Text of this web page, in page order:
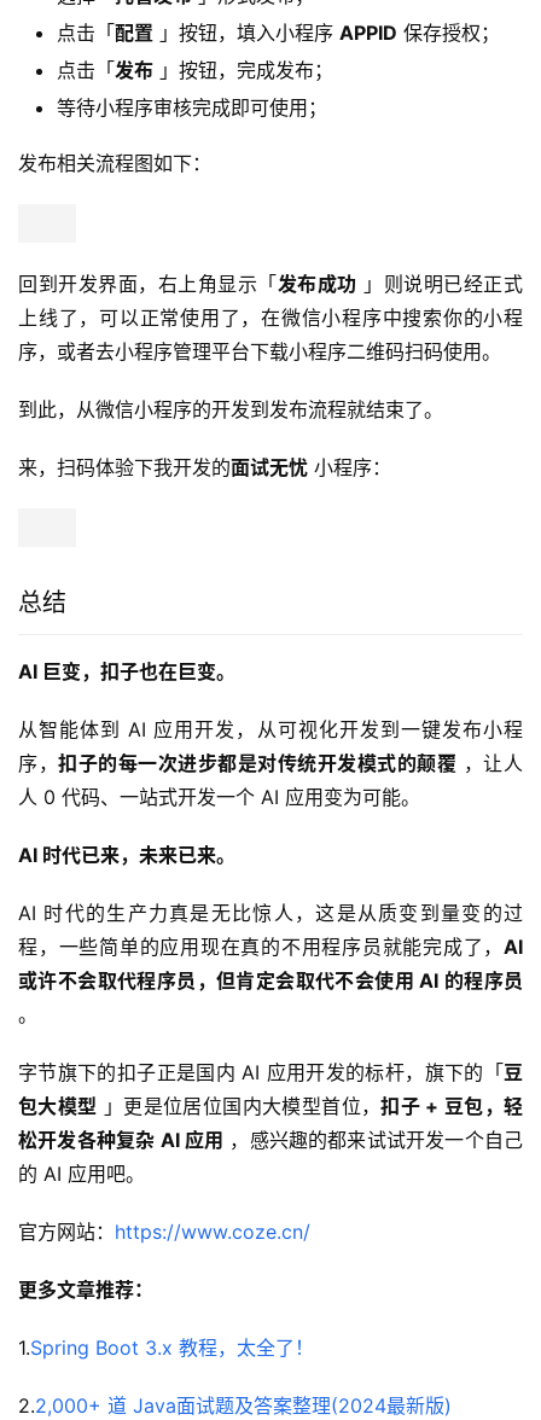
点击「配置 」按钮，填入小程序 APPID 保存授权；
点击「发布 」按钮，完成发布；
等待小程序审核完成即可使用；
发布相关流程图如下：
回到开发界面，右上角显示「发布成功 」则说明已经正式
上线了，可以正常使用了，在微信小程序中搜索你的小程
序，或者去小程序管理平台下载小程序二维码扫码使用。
到此，从微信小程序的开发到发布流程就结束了。
来，扫码体验下我开发的面试无忧 小程序：
总结
AI 巨变，扣子也在巨变。
从智能体到 AI 应用开发，从可视化开发到一键发布小程
序，扣子的每一次进步都是对传统开发模式的颠覆 ，让人
人 0 代码、一站式开发一个 AI 应用变为可能。
AI 时代已来，未来已来。
AI 时代的生产力真是无比惊人，这是从质变到量变的过
程，一些简单的应用现在真的不用程序员就能完成了， AI
或许不会取代程序员，但肯定会取代不会使用 AI 的程序员
。
字节旗下的扣子正是国内 AI 应用开发的标杆，旗下的「豆
包大模型 」更是位居位国内大模型首位，扣子 + 豆包，轻
松开发各种复杂 AI 应用 ，感兴趣的都来试试开发一个自己
的 AI 应用吧。
官方网站： https://www.coze.cn/
更多文章推荐：
1.Spring Boot 3.x 教程，太全了！
2.2,000+ 道 Java面试题及答案整理(2024最新版)